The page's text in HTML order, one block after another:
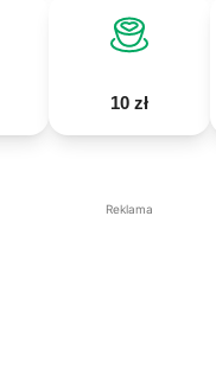
10 zł
Reklama